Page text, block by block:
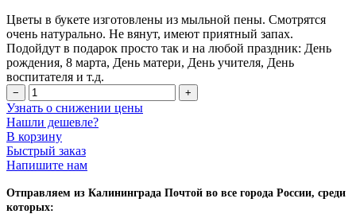
Цветы в букете изготовлены из мыльной пены. Смотрятся
очень натурально. Не вянут, имеют приятный запах.
Подойдут в подарок просто так и на любой праздник: День
рождения, 8 марта, День матери, День учителя, День
воспитателя и т.д.
− +
Узнать о снижении цены
Нашли дешевле?
В корзину
Быстрый заказ
Напишите нам
Отправляем из Калининграда Почтой во все города России, среди
которых: